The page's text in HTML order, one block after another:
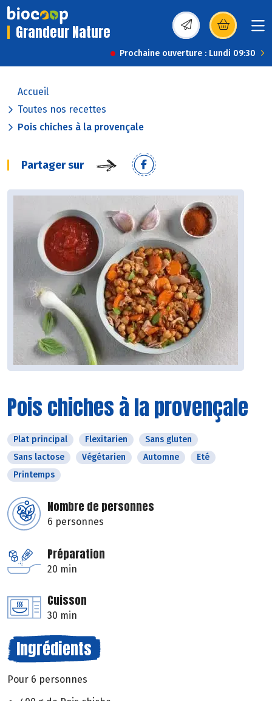
Grandeur Nature (s’ouvre dans une
Prochaine ouverture : Lundi 09:30
Accueil
Toutes nos recettes
Pois chiches à la provençale
Partager sur
Pois chiches à la provençale
Plat principal Flexitarien
Sans gluten
Sans lactose
Végétarien Automne
Eté
Printemps
Nombre de personnes
6 personnes
Préparation
20 min
Cuisson
30 min
Ingrédients
Pour 6 personnes